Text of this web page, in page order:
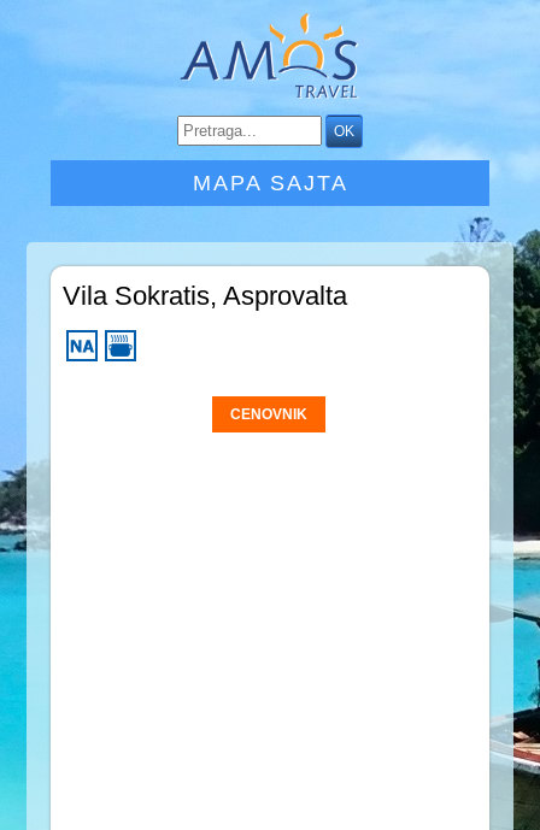
MAPA SAJTA
Vila Sokratis, Asprovalta
CENOVNIK